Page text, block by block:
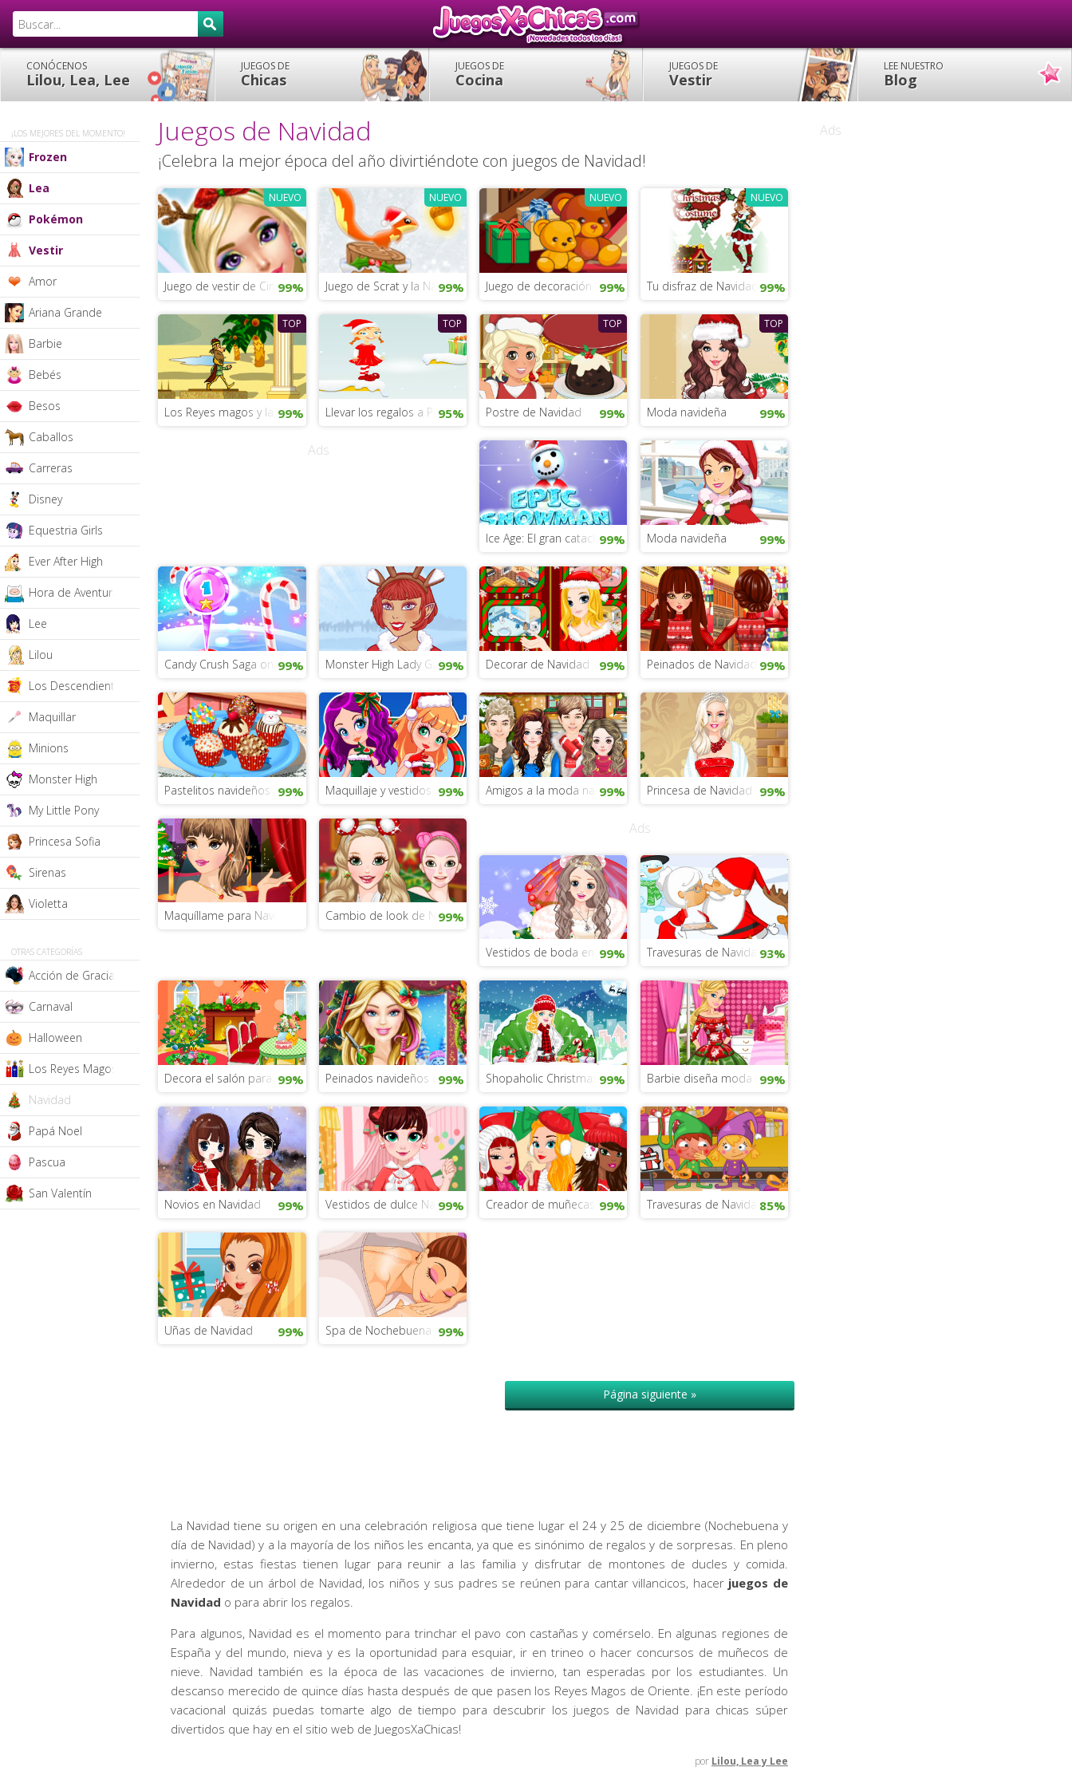
CONÓCENOS
Lilou, Lea, Lee
JUEGOS DE
Chicas
JUEGOS DE
Cocina
JUEGOS DE
Vestir
LEE NUESTRO
Blog
¡LOS MEJORES DEL MOMENTO!
Frozen
Lea
Pokémon
Vestir
Amor
Ariana Grande
Barbie
Bebés
Besos
Caballos
Carreras
Disney
Equestria Girls
Ever After High
Hora de Aventura
Lee
Lilou
Los Descendientes
Maquillar
Minions
Monster High
My Little Pony
Princesa Sofia
Sirenas
Violetta
OTRAS CATEGORÍAS
Acción de Gracias
Carnaval
Halloween
Los Reyes Magos
Navidad
Papá Noel
Pascua
San Valentín
Juegos de Navidad
¡Celebra la mejor época del año divirtiéndote con juegos de Navidad!
NUEVO
Juego de vestir de Cindy en invierno
99%
NUEVO
Juego de Scrat y la Navidad para chicas
99%
NUEVO
Juego de decoración de Navidad para chicas
99%
NUEVO
Tu disfraz de Navidad 99%
TOP
Los Reyes magos y la estrella de Oriente
99%
TOP
Llevar los regalos a Papá Noel
95%
TOP
Postre de Navidad 99%
TOP
Moda navideña 99%
Ads
Ice Age: El gran cataclismo
99% Moda navideña 99%
Candy Crush Saga online gratis
99% Monster High Lady Gaga zombie
99% Decorar de Navidad 99% Peinados de Navidad 99%
Pastelitos navideños 99% Maquillaje y vestidos de Navidad
99% Amigos a la moda navideña
99% Princesa de Navidad 99%
Maquíllame para Navidad Cambio de look de Navidad
99%
Ads
Vestidos de boda en Navidad
99% Travesuras de Navidad: la venganza de los elfos
93%
Decora el salón para Navidad
99% Peinados navideños de Barbie
99% Shopaholic Christmas de Navidad
99% Barbie diseña moda navideña
99%
Novios en Navidad 99% Vestidos de dulce Navidad
99% Creador de muñecas de Navidad
99% Travesuras de Navidad: besos en el Polo Norte
85%
Uñas de Navidad 99% Spa de Nochebuena 99%
Página siguiente »
Ads
La Navidad tiene su origen en una celebración religiosa que tiene lugar el 24 y 25 de diciembre (Nochebuena y
día de Navidad) y a la mayoría de los niños les encanta, ya que es sinónimo de regalos y de sorpresas. En pleno
invierno, estas fiestas tienen lugar para reunir a las familia y disfrutar de montones de ducles y comida.
Alrededor de un árbol de Navidad, los niños y sus padres se reúnen para cantar villancicos, hacer juegos de
Navidad o para abrir los regalos.
Para algunos, Navidad es el momento para trinchar el pavo con castañas y comérselo. En algunas regiones de
España y del mundo, nieva y es la oportunidad para esquiar, ir en trineo o hacer concursos de muñecos de
nieve. Navidad también es la época de las vacaciones de invierno, tan esperadas por los estudiantes. Un
descanso merecido de quince días hasta después de que pasen los Reyes Magos de Oriente. ¡En este período
vacacional quizás puedas tomarte algo de tiempo para descubrir los juegos de Navidad para chicas súper
divertidos que hay en el sitio web de JuegosXaChicas!
por Lilou, Lea y Lee